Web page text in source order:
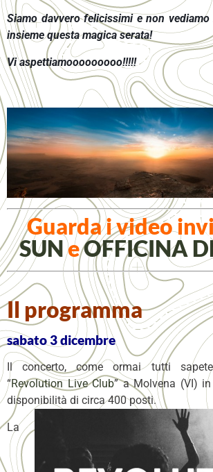
Siamo davvero felicissimi e non
insieme questa magica serata!
Vi aspettiamooooooooo!!!!!
Guarda i video
SUNeOFFICINA
Il programma
sabato 3 dicembre
Il concerto, come ormai tutti
“Revolution Live Club” a Molvena (VI)
disponibilità di circa 400 posti.
La